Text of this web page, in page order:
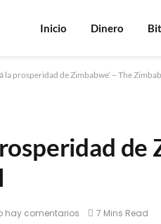
Inicio Dinero
la prosperidad de Zimbabwe’ – The
de
hay comentarios 7 Mins Read